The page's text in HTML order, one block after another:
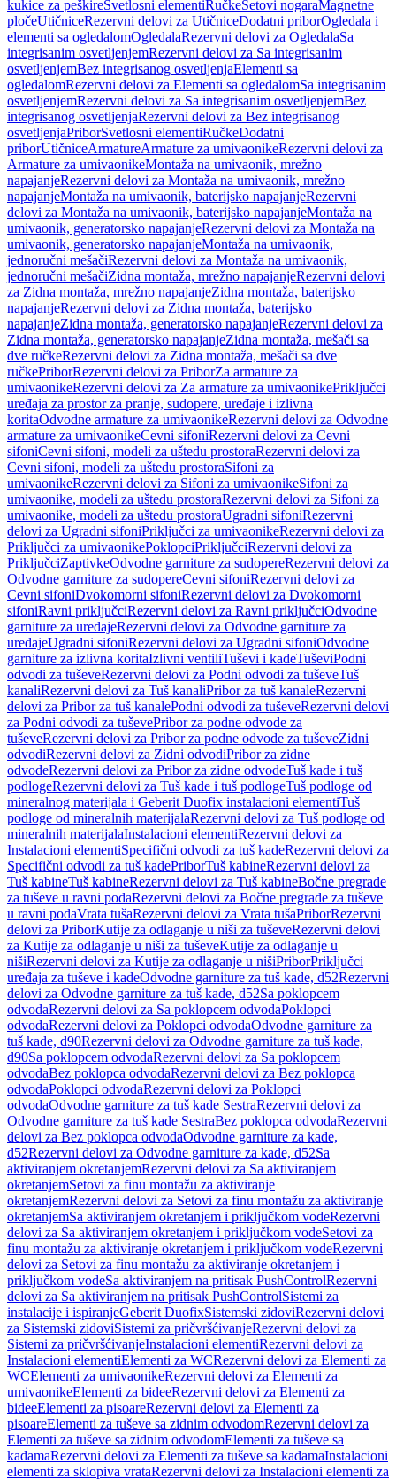
kukice za peškireSvetlosni elementiRučkeSetovi nogaraMagnetne
pločeUtičniceRezervni delovi za UtičniceDodatni priborOgledala i
elementi sa ogledalomOgledalaRezervni delovi za OgledalaSa
integrisanim osvetljenjemRezervni delovi za Sa integrisanim
osvetljenjemBez integrisanog osvetljenjaElementi sa
ogledalomRezervni delovi za Elementi sa ogledalomSa integrisanim
osvetljenjemRezervni delovi za Sa integrisanim osvetljenjemBez
integrisanog osvetljenjaRezervni delovi za Bez integrisanog
osvetljenjaPriborSvetlosni elementiRučkeDodatni
priborUtičniceArmatureArmature za umivaonikeRezervni delovi za
Armature za umivaonikeMontaža na umivaonik, mrežno
napajanjeRezervni delovi za Montaža na umivaonik, mrežno
napajanjeMontaža na umivaonik, baterijsko napajanjeRezervni
delovi za Montaža na umivaonik, baterijsko napajanjeMontaža na
umivaonik, generatorsko napajanjeRezervni delovi za Montaža na
umivaonik, generatorsko napajanjeMontaža na umivaonik,
jednoručni mešačiRezervni delovi za Montaža na umivaonik,
jednoručni mešačiZidna montaža, mrežno napajanjeRezervni delovi
za Zidna montaža, mrežno napajanjeZidna montaža, baterijsko
napajanjeRezervni delovi za Zidna montaža, baterijsko
napajanjeZidna montaža, generatorsko napajanjeRezervni delovi za
Zidna montaža, generatorsko napajanjeZidna montaža, mešači sa
dve ručkeRezervni delovi za Zidna montaža, mešači sa dve
ručkePriborRezervni delovi za PriborZa armature za
umivaonikeRezervni delovi za Za armature za umivaonikePriključci
uređaja za prostor za pranje, sudopere, uređaje i izlivna
koritaOdvodne armature za umivaonikeRezervni delovi za Odvodne
armature za umivaonikeCevni sifoniRezervni delovi za Cevni
sifoniCevni sifoni, modeli za uštedu prostoraRezervni delovi za
Cevni sifoni, modeli za uštedu prostoraSifoni za
umivaonikeRezervni delovi za Sifoni za umivaonikeSifoni za
umivaonike, modeli za uštedu prostoraRezervni delovi za Sifoni za
umivaonike, modeli za uštedu prostoraUgradni sifoniRezervni
delovi za Ugradni sifoniPriključci za umivaonikeRezervni delovi za
Priključci za umivaonikePoklopciPriključciRezervni delovi za
PriključciZaptivkeOdvodne garniture za sudopereRezervni delovi za
Odvodne garniture za sudopereCevni sifoniRezervni delovi za
Cevni sifoniDvokomorni sifoniRezervni delovi za Dvokomorni
sifoniRavni priključciRezervni delovi za Ravni priključciOdvodne
garniture za uređajeRezervni delovi za Odvodne garniture za
uređajeUgradni sifoniRezervni delovi za Ugradni sifoniOdvodne
garniture za izlivna koritaIzlivni ventiliTuševi i kadeTuševiPodni
odvodi za tuševeRezervni delovi za Podni odvodi za tuševeTuš
kanaliRezervni delovi za Tuš kanaliPribor za tuš kanaleRezervni
delovi za Pribor za tuš kanalePodni odvodi za tuševeRezervni delovi
za Podni odvodi za tuševePribor za podne odvode za
tuševeRezervni delovi za Pribor za podne odvode za tuševeZidni
odvodiRezervni delovi za Zidni odvodiPribor za zidne
odvodeRezervni delovi za Pribor za zidne odvodeTuš kade i tuš
podlogeRezervni delovi za Tuš kade i tuš podlogeTuš podloge od
mineralnog materijala i Geberit Duofix instalacioni elementiTuš
podloge od mineralnih materijalaRezervni delovi za Tuš podloge od
mineralnih materijalaInstalacioni elementiRezervni delovi za
Instalacioni elementiSpecifični odvodi za tuš kadeRezervni delovi za
Specifični odvodi za tuš kadePriborTuš kabineRezervni delovi za
Tuš kabineTuš kabineRezervni delovi za Tuš kabineBočne pregrade
za tuševe u ravni podaRezervni delovi za Bočne pregrade za tuševe
u ravni podaVrata tušaRezervni delovi za Vrata tušaPriborRezervni
delovi za PriborKutije za odlaganje u niši za tuševeRezervni delovi
za Kutije za odlaganje u niši za tuševeKutije za odlaganje u
nišiRezervni delovi za Kutije za odlaganje u nišiPriborPriključci
uređaja za tuševe i kadeOdvodne garniture za tuš kade, d52Rezervni
delovi za Odvodne garniture za tuš kade, d52Sa poklopcem
odvodaRezervni delovi za Sa poklopcem odvodaPoklopci
odvodaRezervni delovi za Poklopci odvodaOdvodne garniture za
tuš kade, d90Rezervni delovi za Odvodne garniture za tuš kade,
d90Sa poklopcem odvodaRezervni delovi za Sa poklopcem
odvodaBez poklopca odvodaRezervni delovi za Bez poklopca
odvodaPoklopci odvodaRezervni delovi za Poklopci
odvodaOdvodne garniture za tuš kade SestraRezervni delovi za
Odvodne garniture za tuš kade SestraBez poklopca odvodaRezervni
delovi za Bez poklopca odvodaOdvodne garniture za kade,
d52Rezervni delovi za Odvodne garniture za kade, d52Sa
aktiviranjem okretanjemRezervni delovi za Sa aktiviranjem
okretanjemSetovi za finu montažu za aktiviranje
okretanjemRezervni delovi za Setovi za finu montažu za aktiviranje
okretanjemSa aktiviranjem okretanjem i priključkom vodeRezervni
delovi za Sa aktiviranjem okretanjem i priključkom vodeSetovi za
finu montažu za aktiviranje okretanjem i priključkom vodeRezervni
delovi za Setovi za finu montažu za aktiviranje okretanjem i
priključkom vodeSa aktiviranjem na pritisak PushControlRezervni
delovi za Sa aktiviranjem na pritisak PushControlSistemi za
instalacije i ispiranjeGeberit DuofixSistemski zidoviRezervni delovi
za Sistemski zidoviSistemi za pričvršćivanjeRezervni delovi za
Sistemi za pričvršćivanjeInstalacioni elementiRezervni delovi za
Instalacioni elementiElementi za WCRezervni delovi za Elementi za
WCElementi za umivaonikeRezervni delovi za Elementi za
umivaonikeElementi za bideeRezervni delovi za Elementi za
bideeElementi za pisoareRezervni delovi za Elementi za
pisoareElementi za tuševe sa zidnim odvodomRezervni delovi za
Elementi za tuševe sa zidnim odvodomElementi za tuševe sa
kadamaRezervni delovi za Elementi za tuševe sa kadamaInstalacioni
elementi za sklopiva vrataRezervni delovi za Instalacioni elementi za